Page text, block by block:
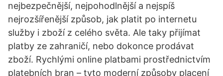
nejbezpečnější, nejpohodlnější a nejspíš
nejrozšířenější způsob, jak platit po internetu
služby i zboží z celého světa. Ale taky přijímat
platby ze zahraničí, nebo dokonce prodávat
zboží. Rychlými online platbami prostřednictvím
platebních bran – tyto moderní způsoby placení